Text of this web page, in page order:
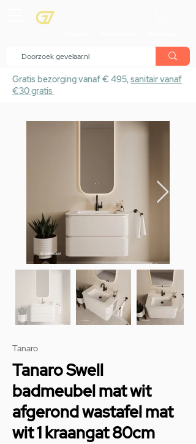
Gratis bezorging vanaf € 495,sanitair vanaf
€30 gratis
Tanaro
Tanaro Swell
badmeubel mat wit
afgerond wastafel mat
wit 1 kraangat 80cm